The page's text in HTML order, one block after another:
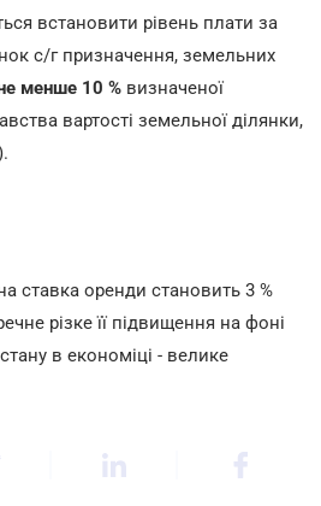
встановити рівень плати за
с/г призначення, земельних
менше 10 % визначеної
вартості земельної ділянки,
ставка оренди становить 3 %
різке її підвищення на фоні
в економіці - велике